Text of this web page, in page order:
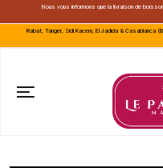
Nous vous informons que la livraison de
Rabat, Tanger, Sidi Kacem, El Jadida & Casablanca